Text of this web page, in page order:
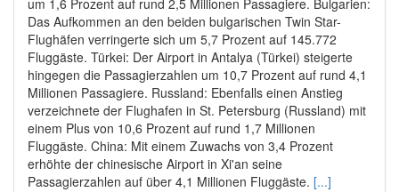
um 1,6 Prozent auf rund 2,5 Millionen Passagiere. Bulgarien:
Das Aufkommen an den beiden bulgarischen Twin Star-
Flughäfen verringerte sich um 5,7 Prozent auf 145.772
Fluggäste. Türkei: Der Airport in Antalya (Türkei) steigerte
hingegen die Passagierzahlen um 10,7 Prozent auf rund 4,1
Millionen Passagiere. Russland: Ebenfalls einen Anstieg
verzeichnete der Flughafen in St. Petersburg (Russland) mit
einem Plus von 10,6 Prozent auf rund 1,7 Millionen
Fluggäste. China: Mit einem Zuwachs von 3,4 Prozent
erhöhte der chinesische Airport in Xi'an seine
Passagierzahlen auf über 4,1 Millionen Fluggäste. [...]